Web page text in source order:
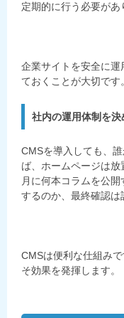
定期的に行う必要があ
企業サイトを安全に運
ておくことが大切です。
社内の運用体制を
CMSを導入しても、
ば、ホームページは放
月に何本コラムを公
するのか、最終確認は
CMSは便利な仕組み
そ効果を発揮します。